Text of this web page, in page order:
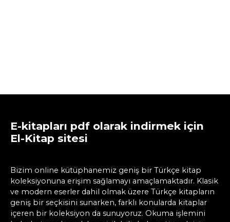
E-kitapları pdf olarak indirmek için
El-Kitap sitesi
Bizim online kütüphanemiz geniş bir Türkçe kitap
koleksiyonuna erişim sağlamayı amaçlamaktadır. Klasik
ve modern eserler dahil olmak üzere Türkçe kitapların
geniş bir seçkisini sunarken, farklı konularda kitaplar
içeren bir koleksiyon da sunuyoruz. Okuma işlemini